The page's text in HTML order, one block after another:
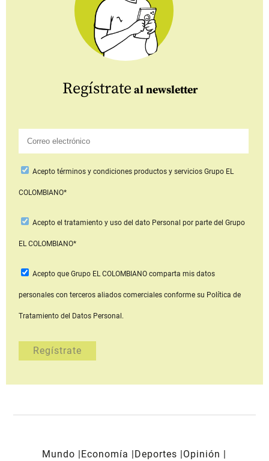
Regístrate al newsletter
Aceptotérminos y condiciones productos y serviciosGrupo EL
COLOMBIANO*
Acepto el tratamiento y uso del dato Personal por parte del Grupo
EL COLOMBIANO*
Acepto que Grupo EL COLOMBIANOcomparta mis datos
personales con terceros aliados comerciales conforme su Política de
Tratamiento del Datos Personal.
Mundo Economía Deportes
Opinión